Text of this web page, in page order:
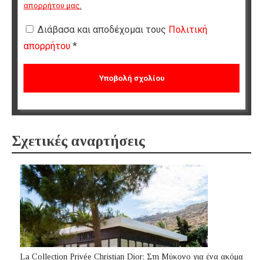
απορρήτου μας.
Διάβασα και αποδέχομαι τους Πολιτική
απορρήτου *
Σχετικές αναρτήσεις
La Collection Privée Christian Dior: Στη Μύκονο για ένα ακόμα